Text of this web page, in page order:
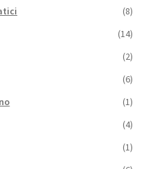
(8)
(14)
(2)
(6)
(1)
(4)
(1)